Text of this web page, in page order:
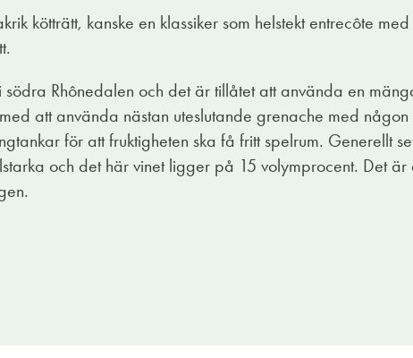
kötträtt, kanske en klassiker som helstekt entrecôte
Rhônedalen och det är tillåtet att använda en
att använda nästan uteslutande grenache med
för att fruktigheten ska få fritt spelrum. Generellt
och det här vinet ligger på 15 volymprocent. Det är